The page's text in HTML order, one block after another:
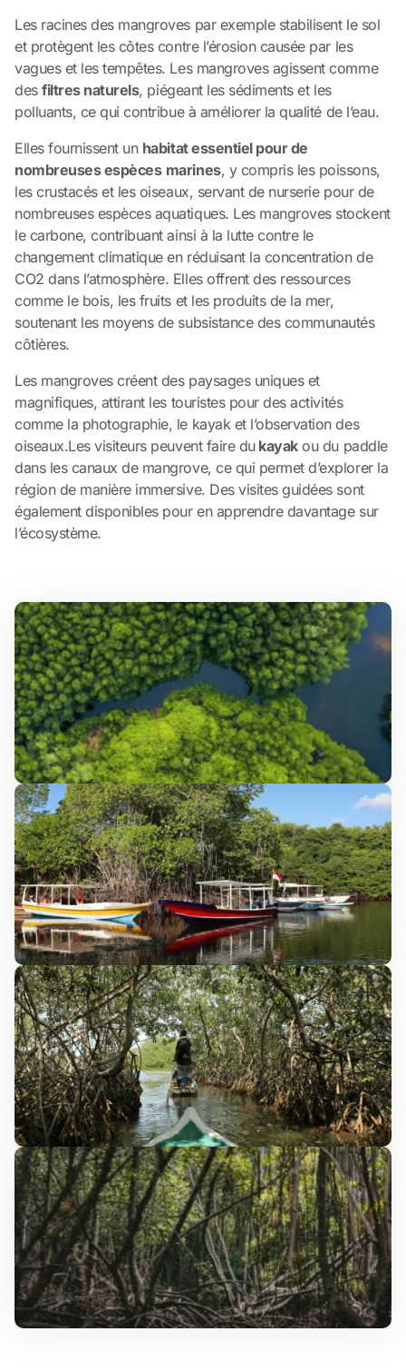
Les racines des mangroves par exemple stabilisent le sol
et protègent les côtes contre l’érosion causée par les
vagues et les tempêtes. Les mangroves agissent comme
desfiltres naturels, piégeant les sédiments et les
polluants, ce qui contribue à améliorer la qualité de l’eau.
Elles fournissent un habitat essentiel pour de
nombreuses espèces marines, y compris les poissons,
les crustacés et les oiseaux, servant de nurserie pour de
nombreuses espèces aquatiques. Les mangroves stockent
le carbone, contribuant ainsi à la lutte contre le
changement climatique en réduisant la concentration de
CO2 dans l’atmosphère. Elles offrent des ressources
comme le bois, les fruits et les produits de la mer,
soutenant les moyens de subsistance des communautés
côtières.
Les mangroves créent des paysages uniques et
magnifiques, attirant les touristes pour des activités
comme la photographie, le kayak et l’observation des
oiseaux.Les visiteurs peuvent faire dukayakou du paddle
dans les canaux de mangrove, ce qui permet d’explorer la
région de manière immersive. Des visites guidées sont
également disponibles pour en apprendre davantage sur
l’écosystème.